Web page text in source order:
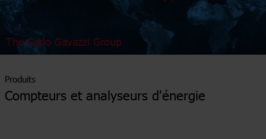
The Carlo Gavazzi Group
Produits
Compteurs et analyseurs d'énergie